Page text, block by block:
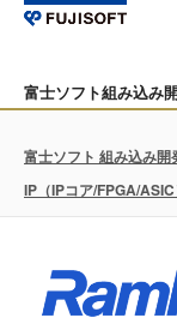
富士ソフト組み込み
富士ソフト 組み込み開
IP（IPコア/FPGA/ASIC